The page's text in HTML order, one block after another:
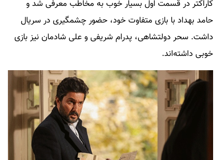
کاراکتر در قسمت اول بسیار خوب به مخاطب معرفی شد و
حامد بهداد با بازی متفاوت خود، حضور چشمگیری در سریال
داشت. سحر دولتشاهی، پدرام شریفی و علی شادمان نیز بازی
خوبی داشته‌اند.